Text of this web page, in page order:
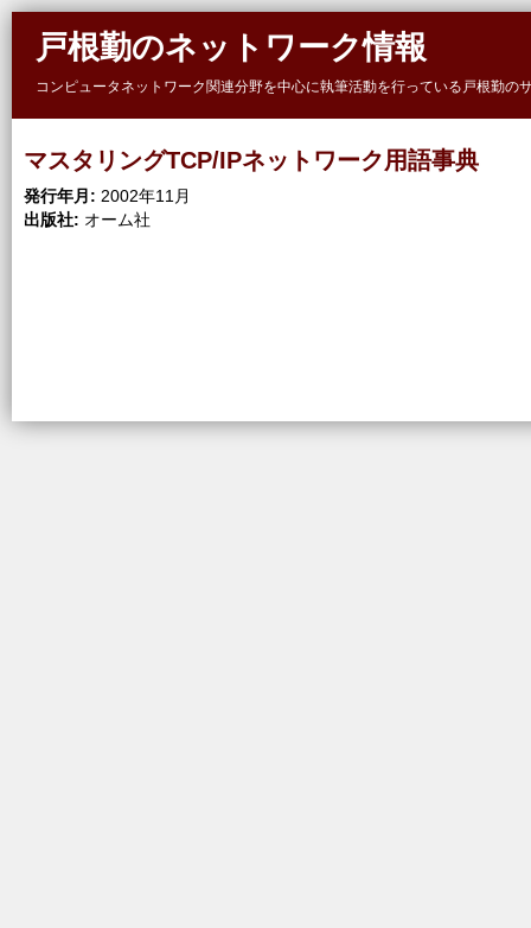
戸根勤のネットワーク情報
コンピュータネットワーク関連分野を中心に執筆活動を行っている戸根勤
マスタリングTCP/IPネットワーク用語事典
発行年月: 2002年11月
出版社: オーム社